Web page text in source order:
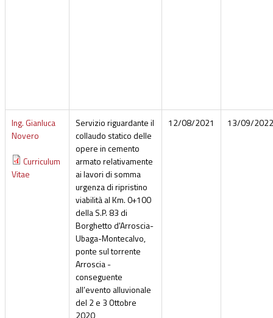
Ing. Gianluca
Novero
Curriculum
Vitae
Servizio riguardante il
collaudo statico delle
opere in cemento
armato relativamente
ai lavori di somma
urgenza di ripristino
viabilità al Km. 0+100
della S.P. 83 di
Borghetto d'Arroscia-
Ubaga-Montecalvo,
ponte sul torrente
Arroscia -
conseguente
all’evento alluvionale
del 2 e 3 Ottobre
2020
12/08/2021 13/09/2022